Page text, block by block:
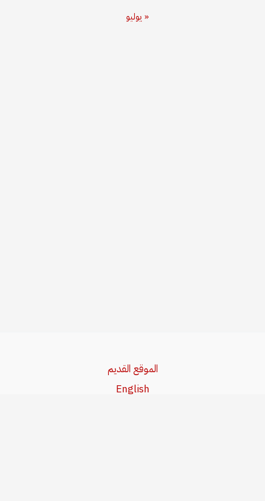
« يوليو
الموقع القديم
English